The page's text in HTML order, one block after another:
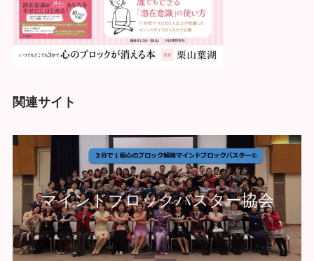
関連サイト
マインドブロックバスター協会